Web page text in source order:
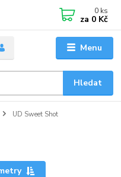
Menu
Hledat
0 ks
za 0 Kč
UD Sweet Shot